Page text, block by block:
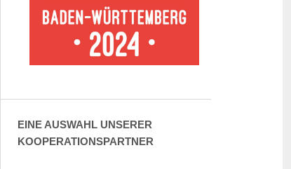
EINE AUSWAHL UNSERER
KOOPERATIONSPARTNER